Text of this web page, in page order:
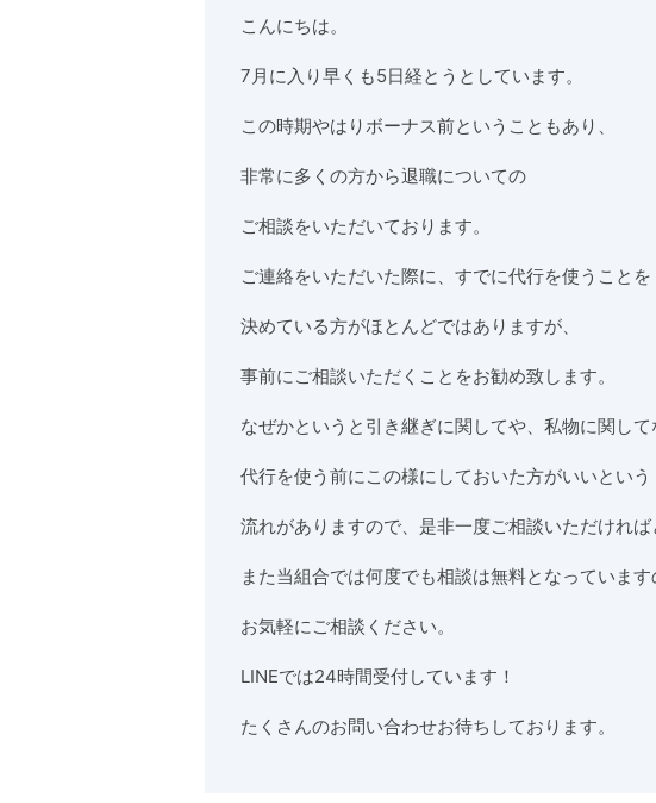
こんにちは。
7月に入り早くも5日経とうとしています。
この時期やはりボーナス前ということもあり、
非常に多くの方から退職についての
ご相談をいただいております。
ご連絡をいただいた際に、すでに代行を使うことを
決めている方がほとんどではありますが、
事前にご相談いただくことをお勧め致します。
なぜかというと引き継ぎに関してや、私物に関して
代行を使う前にこの様にしておいた方がいいという
流れがありますので、是非一度ご相談いただければ
また当組合では何度でも相談は無料となっています
お気軽にご相談ください。
LINEでは24時間受付しています！
たくさんのお問い合わせお待ちしております。